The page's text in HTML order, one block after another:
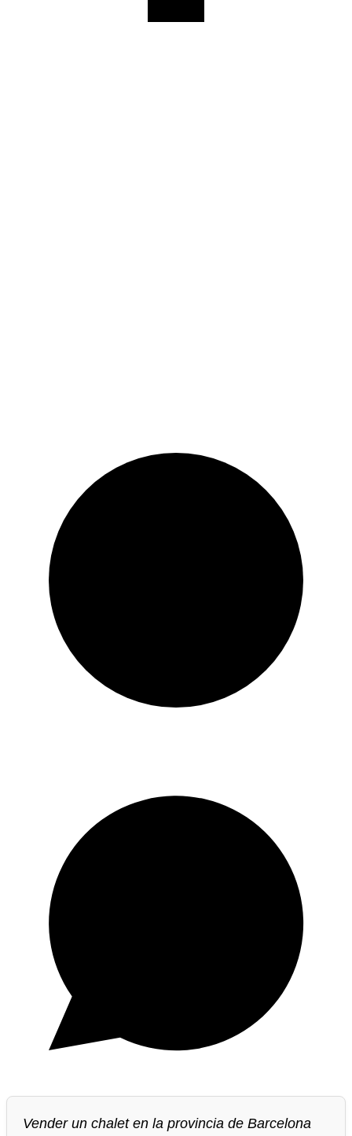
Vender un chalet en la provincia de Barcelona